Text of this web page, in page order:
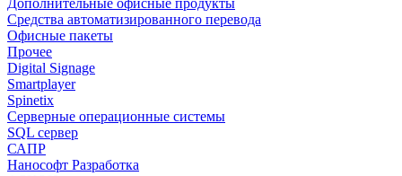
Дополнительные офисные продукты
Средства автоматизированного перевода
Офисные пакеты
Прочее
Digital Signage
Smartplayer
Spinetix
Серверные операционные системы
SQL сервер
САПР
Нанософт Разработка